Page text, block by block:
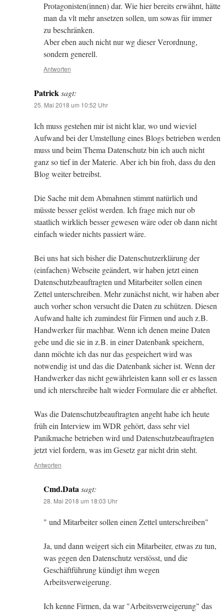
Protagonisten(innen) dar. Wie hier bereits erwähnt, hätte
man da vlt mehr ansetzen sollen, um sowas für immer
zu beschränken.
Aber eben auch nicht nur wg dieser Verordnung,
sondern generell.
Antworten
Patricksagt:
25. Mai 2018 um 10:52 Uhr
Ich muss gestehen mir ist nicht klar, wo und wieviel
Aufwand bei der Umstellung eines Blogs betrieben werden
muss und beim Thema Datenschutz bin ich auch nicht
ganz so tief in der Materie. Aber ich bin froh, dass du den
Blog weiter betreibst.
Die Sache mit dem Abmahnen stimmt natürlich und
müsste besser gelöst werden. Ich frage mich nur ob
staatlich wirklich besser gewesen wäre oder ob dann nicht
einfach wieder nichts passiert wäre.
Bei uns hat sich bisher die Datenschutzerklärung der
(einfachen) Webseite geändert, wir haben jetzt einen
Datenschutzbeauftragten und Mitarbeiter sollen einen
Zettel unterschreiben. Mehr zunächst nicht, wir haben aber
auch vorher schon versucht die Daten zu schützen. Diesen
Aufwand halte ich zumindest für Firmen und auch z.B.
Handwerker für machbar. Wenn ich denen meine Daten
gebe und die sie in z.B. in einer Datenbank speichern,
dann möchte ich das nur das gespeichert wird was
notwendig ist und das die Datenbank sicher ist. Wenn der
Handwerker das nicht gewährleisten kann soll er es lassen
und ich nterschreibe halt wieder Formulare die er abheftet.
Was die Datenschutzbeauftragten angeht habe ich heute
früh ein Interview im WDR gehört, dass sehr viel
Panikmache betrieben wird und Datenschutzbeauftragten
jetzt viel fordern, was im Gesetz gar nicht drin steht.
Antworten
Cmd.Datasagt:
28. Mai 2018 um 18:03 Uhr
" und Mitarbeiter sollen einen Zettel unterschreiben"
Ja, und dann weigert sich ein Mitarbeiter, etwas zu tun,
was gegen den Datenschutz verstösst, und die
Geschäftführung kündigt ihm wegen
Arbeitsverweigerung.
Ich kenne Firmen, da war "Arbeitsverweigerung" das